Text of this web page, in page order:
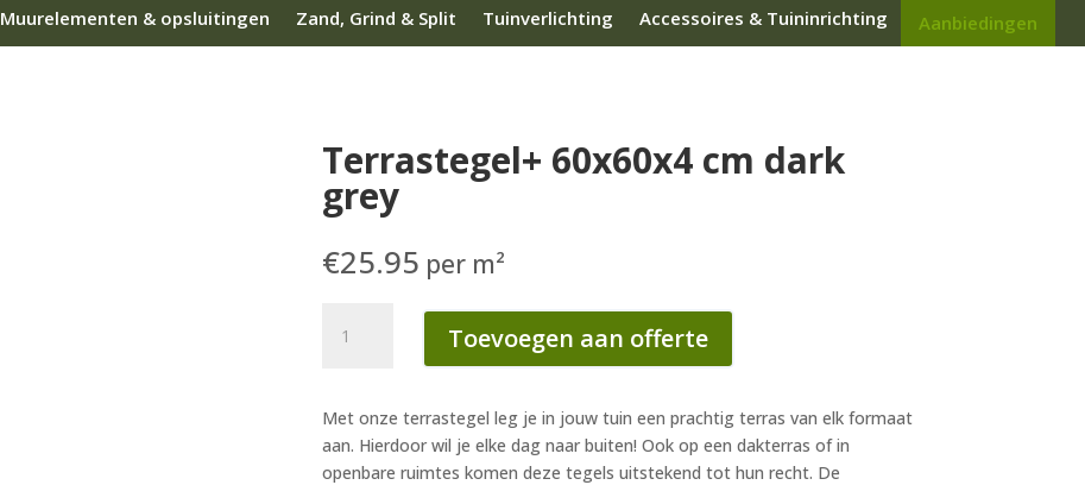
Muurelementen & opsluitingen Zand, Grind & Split Tuinverlichting Accessoires & Tuininrichting Aanbiedingen
Terrastegel+ 60x60x4 cm dark
grey
€25.95 per m²
60x60x4
grey
aantal
Toevoegen aan offerte
Met onze terrastegel leg je in jouw tuin een prachtig terras van elk formaat
aan. Hierdoor wil je elke dag naar buiten! Ook op een dakterras of in
openbare ruimtes komen deze tegels uitstekend tot hun recht. De